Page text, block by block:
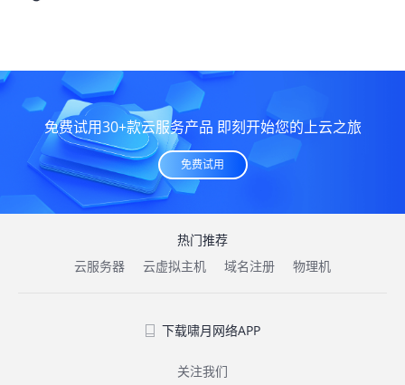
免费试用30+款云服务产品 即刻开始您的上云之旅
免费试用
热门推荐
云服务器
云虚拟主机 域名注册 物理机
下载啸月网络APP
关注我们